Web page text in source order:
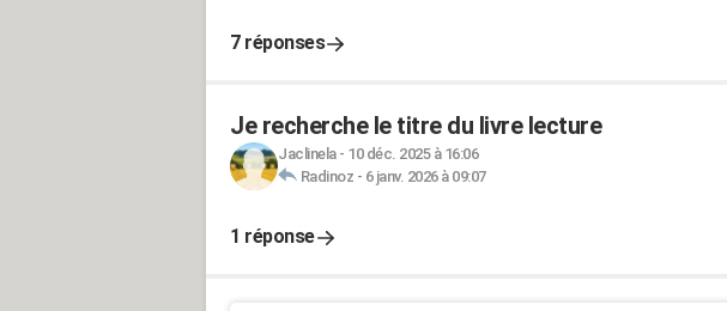
7 réponses
Je recherche le titre du livre lecture
Jaclinela- 10 déc. 2025 à 16:06
Radinoz - 6 janv. 2026 à 09:07
1 réponse